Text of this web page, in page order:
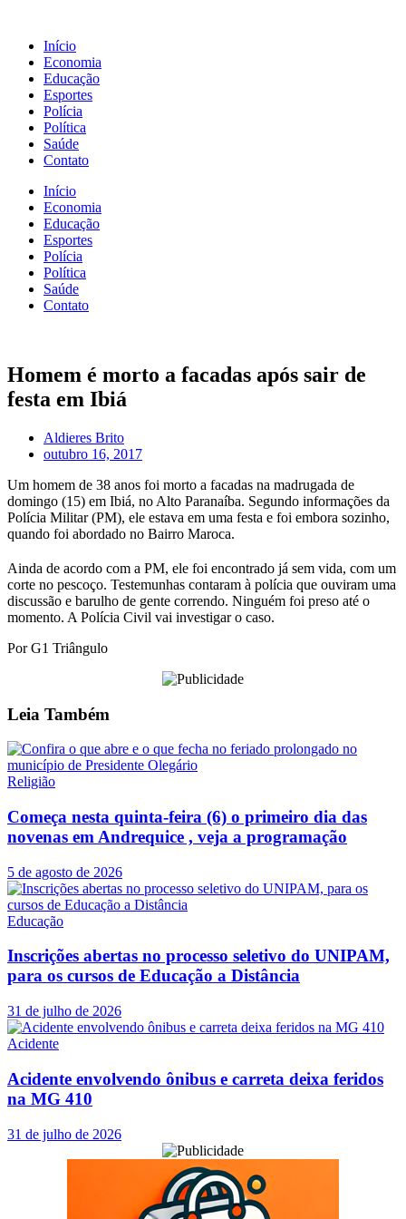
Início
Economia
Educação
Esportes
Polícia
Política
Saúde
Contato
Início
Economia
Educação
Esportes
Polícia
Política
Saúde
Contato
Homem é morto a facadas após sair de
festa em Ibiá
Aldieres Brito
outubro 16, 2017
Um homem de 38 anos foi morto a facadas na madrugada de
domingo (15) em Ibiá, no Alto Paranaíba. Segundo informações da
Polícia Militar (PM), ele estava em uma festa e foi embora sozinho,
quando foi abordado no Bairro Maroca.
Ainda de acordo com a PM, ele foi encontrado já sem vida, com um
corte no pescoço. Testemunhas contaram à polícia que ouviram uma
discussão e barulho de gente correndo. Ninguém foi preso até o
momento. A Polícia Civil vai investigar o caso.
Por G1 Triângulo
Leia Também
Religião
Começa nesta quinta-feira (6) o primeiro dia das
novenas em Andrequice , veja a programação
5 de agosto de 2026
Educação
Inscrições abertas no processo seletivo do UNIPAM,
para os cursos de Educação a Distância
31 de julho de 2026
Acidente
Acidente envolvendo ônibus e carreta deixa feridos
na MG 410
31 de julho de 2026